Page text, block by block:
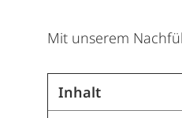
Mit unserem
Inhalt